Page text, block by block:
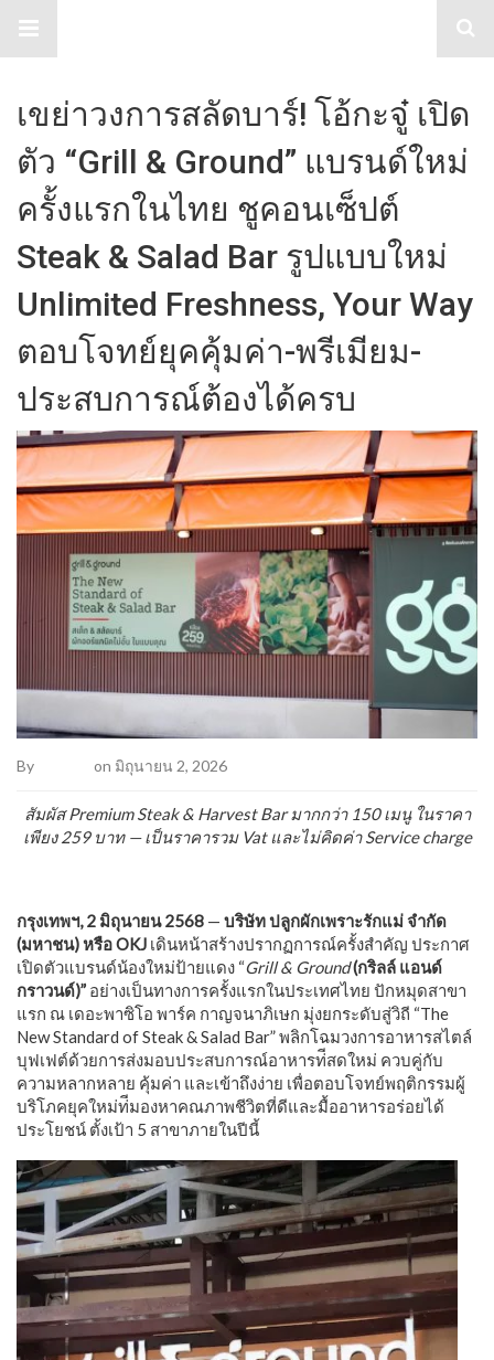
เขย่าวงการสลัดบาร์! โอ้กะจู๋ เปิด
ตัว “Grill & Ground” แบรนด์ใหม่
ครั้งแรกในไทย ชูคอนเซ็ปต์
Steak & Salad Bar รูปแบบใหม่
Unlimited Freshness, Your Way
ตอบโจทย์ยุคคุ้มค่า-พรีเมียม-
ประสบการณ์ต้องได้ครบ
By on มิถุนายน 2, 2026
สัมผัส Premium Steak & Harvest Bar มากกว่า 150 เมนู ในราคา
เพียง 259 บาท — เป็นราคารวม Vat และไม่คิดค่า Service charge
กรุงเทพฯ, 2 มิถุนายน 2568 — บริษัท ปลูกผักเพราะรักแม่ จำกัด
(มหาชน) หรือ OKJ เดินหน้าสร้างปรากฏการณ์ครั้งสำคัญ ประกาศ
เปิดตัวแบรนด์น้องใหม่ป้ายแดง “Grill & Ground(กริลล์ แอนด์
กราวนด์)” อย่างเป็นทางการครั้งแรกในประเทศไทย ปักหมุดสาขา
แรก ณ เดอะพาซิโอ พาร์ค กาญจนาภิเษก มุ่งยกระดับสู่วิถี “The
New Standard of Steak & Salad Bar” พลิกโฉมวงการอาหารสไตล์
บุฟเฟต์ด้วยการส่งมอบประสบการณ์อาหารท่ีสดใหม่ ควบคู่กับ
ความหลากหลาย คุ้มค่า และเข้าถึงง่าย เพื่อตอบโจทย์พฤติกรรมผู้
บริโภคยุคใหม่ท่ีมองหาคณภาพชีวิตที่ดีและมื้ออาหารอร่อยได้
ประโยชน์ ตั้งเป้า 5 สาขาภายในปีนี้